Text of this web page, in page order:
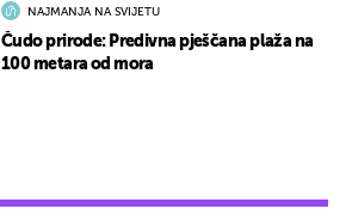
NAJMANJA NA SVIJETU
Čudo prirode: Predivna pješčana plaža na
100 metara od mora